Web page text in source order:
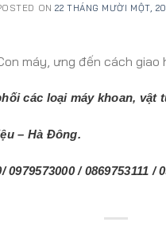
ON22 THÁNG MƯỜI MỘT,
máy, ưng đến cách giao
các loại máy khoan,
– Hà Đông.
0979573000 / 0869753111 /